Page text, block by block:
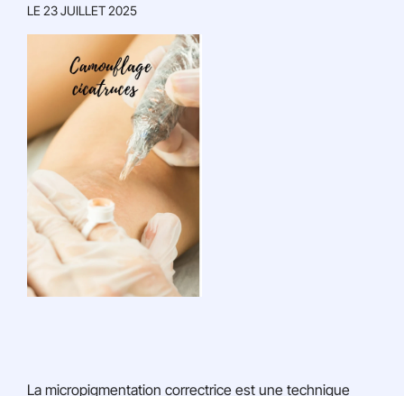
LE 23 JUILLET 2025
La micropigmentation correctrice est une technique